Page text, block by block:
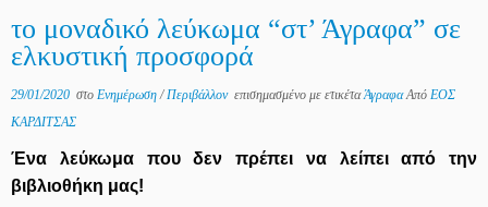
το μοναδικό λεύκωμα “στ’ Άγραφα” σε
ελκυστική προσφορά
29/01/2020 στο Ενημέρωση/Περιβάλλον επισημασμένο με ετικέταΆγραφαΑπό ΕΟΣ
ΚΑΡΔΙΤΣΑΣ
Ένα λεύκωμα που δεν πρέπει να λείπει από την
βιβλιοθήκη μας!